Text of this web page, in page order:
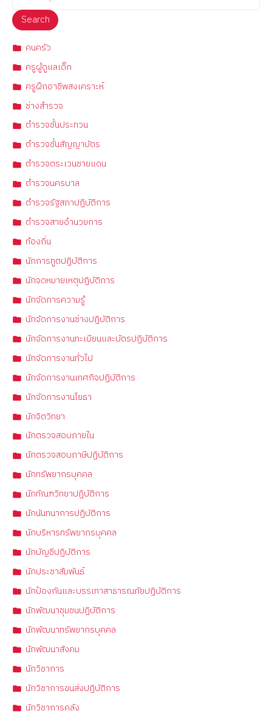
Search
คนครัว
ครูผู้ดูแลเด็ก
ครูฝึกอาชีพสงเคราะห์
ช่างสำรวจ
ตำรวจชั้นประทวน
ตำรวจชั้นสัญญาบัตร
ตำรวจตระเวนชายแดน
ตำรวจนครบาล
ตำรวจรัฐสภาปฏิบัติการ
ตำรวจสายอำนวยการ
ท้องถิ่น
นักการทูตปฏิบัติการ
นักจดหมายเหตุปฏิบัติการ
นักจัดการความรู้
นักจัดการงานช่างปฏิบัติการ
นักจัดการงานทะเบียนและบัตรปฏิบัติการ
นักจัดการงานทั่วไป
นักจัดการงานเทศกิจปฏิบัติการ
นักจัดการงานโยธา
นักจิตวิทยา
นักตรวจสอบภายใน
นักตรวจสอบภาษีปฏิบัติการ
นักทรัพยากรบุคคล
นักทัณฑวิทยาปฏิบัติการ
นักนันทนาการปฏิบัติการ
นักบริหารทรัพยากรบุคคล
นักบัญชีปฏิบัติการ
นักประชาสัมพันธ์
นักป้องกันและบรรเทาสาธารณภัยปฏิบัติการ
นักพัฒนาชุมชนปฏิบัติการ
นักพัฒนาทรัพยากรบุคคล
นักพัฒนาสังคม
นักวิชาการ
นักวิชาการขนส่งปฏิบัติการ
นักวิชาการคลัง